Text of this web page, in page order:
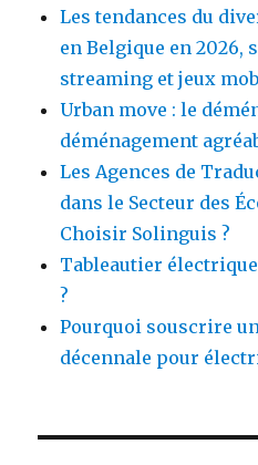
Les tendances du
en Belgique en 2026,
streaming et jeux
Urban move : le
déménagement
Les Agences de
dans le Secteur des
Choisir Solinguis ?
Tableautier
?
Pourquoi souscrire
décennale pour